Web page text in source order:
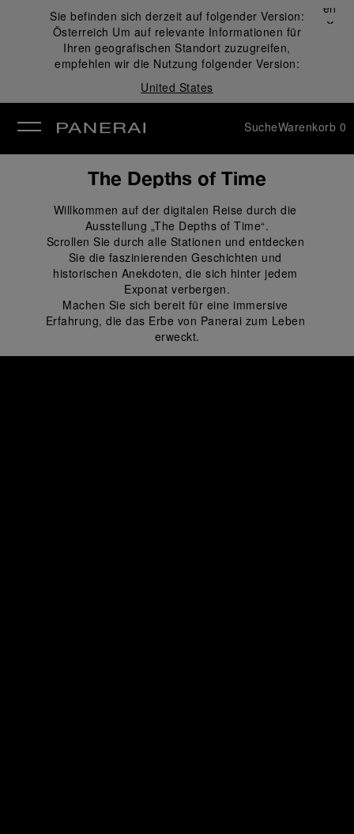
Sie befinden sich derzeit auf folgender Version:
Österreich Um auf relevante Informationen für
Ihren geografischen Standort zuzugreifen,
empfehlen wir die Nutzung folgender Version:
United States
Schließen
✕
SucheWarenkorb 0
The Depths of Time
Willkommen auf der digitalen Reise durch die
Ausstellung „The Depths of Time“.
Scrollen Sie durch alle Stationen und entdecken
Sie die faszinierenden Geschichten und
historischen Anekdoten, die sich hinter jedem
Exponat verbergen.
Machen Sie sich bereit für eine immersive
Erfahrung, die das Erbe von Panerai zum Leben
erweckt.